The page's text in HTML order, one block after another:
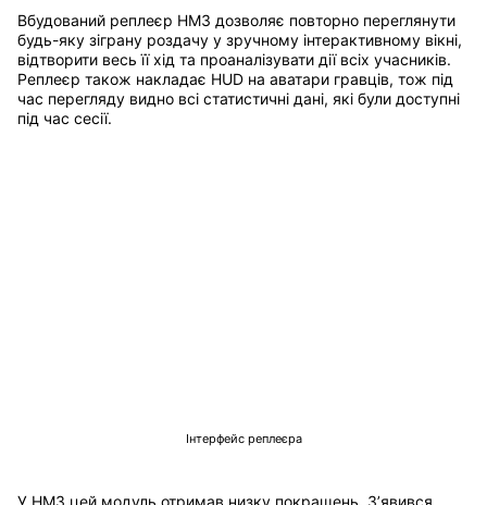
Вбудований реплеєр HM3 дозволяє повторно переглянути
будь-яку зіграну роздачу у зручному інтерактивному вікні,
відтворити весь її хід та проаналізувати дії всіх учасників.
Реплеєр також накладає HUD на аватари гравців, тож під
час перегляду видно всі статистичні дані, які були доступні
під час сесії.
Інтерфейс реплеєра